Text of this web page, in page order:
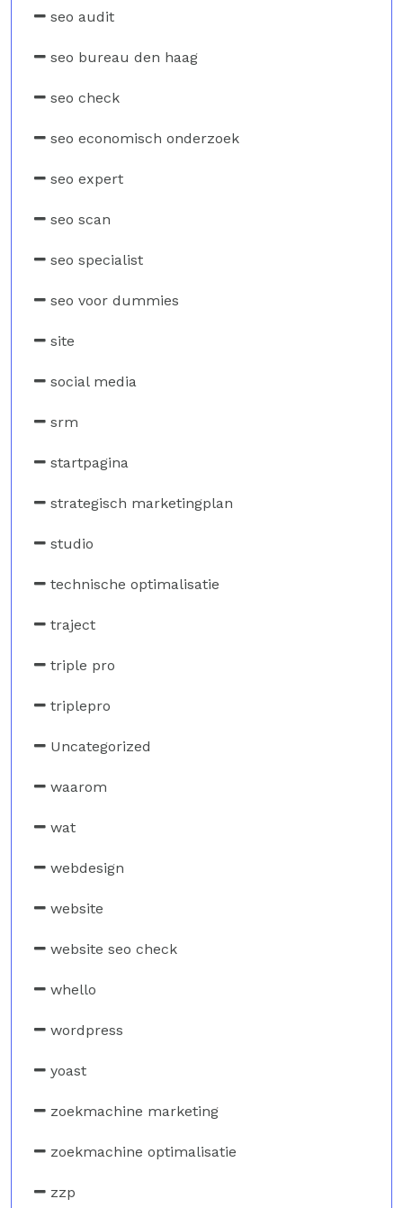
seo audit
seo bureau den haag
seo check
seo economisch onderzoek
seo expert
seo scan
seo specialist
seo voor dummies
site
social media
srm
startpagina
strategisch marketingplan
studio
technische optimalisatie
traject
triple pro
triplepro
Uncategorized
waarom
wat
webdesign
website
website seo check
whello
wordpress
yoast
zoekmachine marketing
zoekmachine optimalisatie
zzp